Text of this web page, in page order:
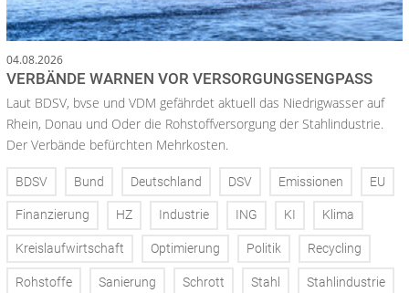
04.08.2026
VERBÄNDE WARNEN VOR VERSORGUNGSENGPASS
Laut BDSV, bvse und VDM gefährdet aktuell das Niedrigwasser auf
Rhein, Donau und Oder die Rohstoffversorgung der Stahlindustrie.
Der Verbände befürchten Mehrkosten.
BDSV Bund Deutschland DSV Emissionen EU
Finanzierung HZ Industrie ING KI Klima
Kreislaufwirtschaft Optimierung Politik Recycling
Rohstoffe Sanierung Schrott Stahl Stahlindustrie